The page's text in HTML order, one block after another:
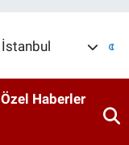
İstanbul
Özel Haberler